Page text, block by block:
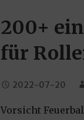
200+
für
2022-07-20
Vorsicht